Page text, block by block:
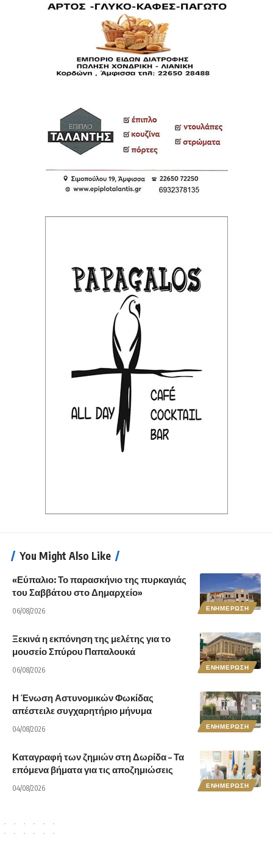
You Might Also Like
ΕΝΗΜΕΡΩΣΗ
«Εύπαλιο: Το παρασκήνιο της πυρκαγιάς
του Σαββάτου στο Δημαρχείο»
06/08/2026
ΕΝΗΜΕΡΩΣΗ
Ξεκινά η εκπόνηση της μελέτης για το
μουσείο Σπύρου Παπαλουκά
06/08/2026
ΕΝΗΜΕΡΩΣΗ
Η Ένωση Αστυνομικών Φωκίδας
απέστειλε συγχαρητήριο μήνυμα
04/08/2026
ΕΝΗΜΕΡΩΣΗ
Καταγραφή των ζημιών στη Δωρίδα – Τα
επόμενα βήματα για τις αποζημιώσεις
04/08/2026